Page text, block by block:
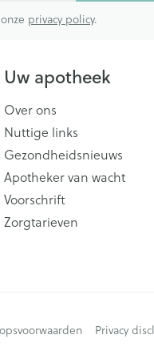
privacy policy.
Uw apotheek
Over ons
Nuttige links
Gezondheidsnieuws
Apotheker van wacht
Voorschrift
Zorgtarieven
Privacy